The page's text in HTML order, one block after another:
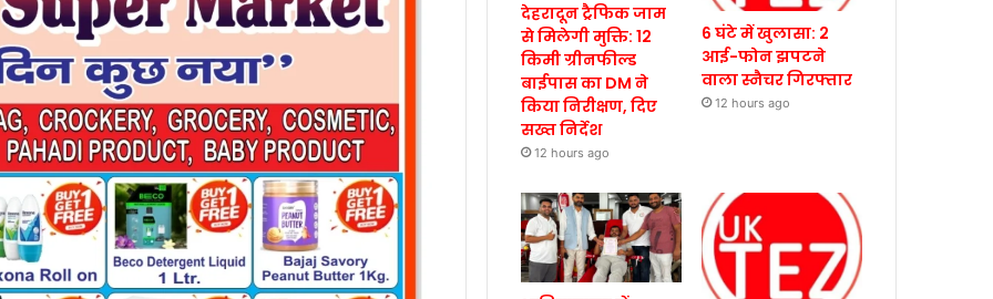
देहरादून ट्रैफिक जाम
से मिलेगी मुक्ति: 12
किमी ग्रीनफील्ड
बाईपास का DM ने
किया निरीक्षण, दिए
सख्त निर्देश
12 hours ago
6 घंटे में खुलासा: 2
आई-फोन झपटने
वाला स्नैचर गिरफ्तार
12 hours ago